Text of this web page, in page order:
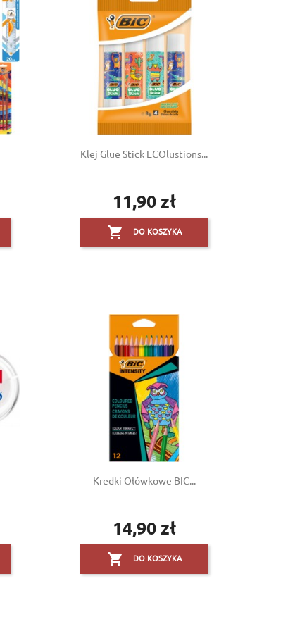
Klej Glue Stick ECOlustions...
Cena
11,90 zł
 DO KOSZYKA
Kredki Ołówkowe BIC...
Cena
14,90 zł
 DO KOSZYKA